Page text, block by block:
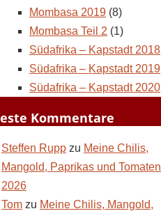
Mombasa 2019 (8)
Mombasa Teil 2 (1)
Südafrika – Kapstadt 2018
Südafrika – Kapstadt 2019
Südafrika – Kapstadt 2020
Kommentare
Steffen Rupp zu Meine Chilis,
Mangold, Paprikas und Tomaten
2026
Tom zu Meine Chilis, Mangold,